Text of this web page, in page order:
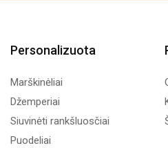
Personalizuota
Marškinėliai
Džemperiai
Siuvinėti rankšluosčiai
Puodeliai